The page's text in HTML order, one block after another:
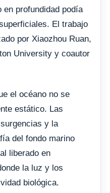
en profundidad podía
El trabajo
por Xiaozhou Ruan,
University y coautor
el océano no se
estático. Las
y la
del fondo marino
liberado en
la luz y los
biológica.